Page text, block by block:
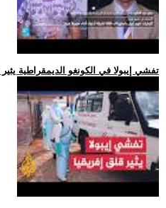
.. تفشي إيبولا في الكونغو الديمقراطية